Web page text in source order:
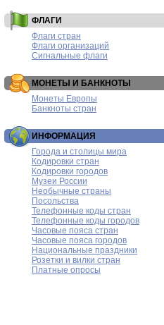
ФЛАГИ
Флаги стран
Флаги организаций
Сигнальные флаги
МОНЕТЫ И БАНКНОТЫ
Монеты Европы
Банкноты стран
ИНФОРМАЦИЯ
Города и столицы мира
Кодировки стран
Кодировки городов
Музеи России
Необычные страны
Посольства
Телефонные коды стран
Телефонные коды городов
Часовые пояса стран
Часовые пояса городов
Национальные праздники
Розетки и вилки стран
Платные опросы